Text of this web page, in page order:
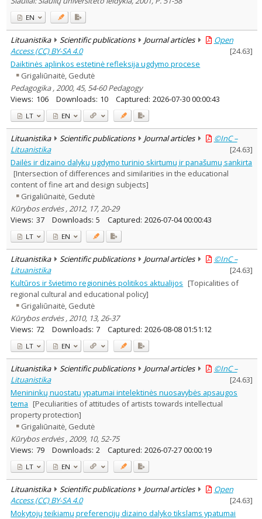
EN
Lituanistika Scientific publications Journal articles
Open
Access (CC) BY-SA 4.0
[24.63]
Daiktinės aplinkos estetinė refleksija ugdymo procese
Grigaliūnaitė, Gedutė
Pedagogika , 2000, 45, 54-60 Pedagogy
Views: 106 Downloads: 10 Captured: 2026-07-30 00:00:43
LT EN
Lituanistika Scientific publications Journal articles
©InC –
Lituanistika
[24.63]
Dailės ir dizaino dalykų ugdymo turinio skirtumų ir panašumų sankirta
[Intersection of differences and similarities in the educational
content of fine art and design subjects]
Grigaliūnaitė, Gedutė
Kūrybos erdvės , 2012, 17, 20-29
Views: 37 Downloads: 5 Captured: 2026-07-04 00:00:43
LT EN
Lituanistika Scientific publications Journal articles
©InC –
Lituanistika
[24.63]
Kultūros ir švietimo regioninės politikos aktualijos [Topicalities of
regional cultural and educational policy]
Grigaliūnaitė, Gedutė
Kūrybos erdvės , 2010, 13, 26-37
Views: 72 Downloads: 7 Captured: 2026-08-08 01:51:12
LT EN
Lituanistika Scientific publications Journal articles
©InC –
Lituanistika
[24.63]
Menininkų nuostatų ypatumai intelektinės nuosavybės apsaugos
tema [Peculiarities of attitudes of artists towards intellectual
property protection]
Grigaliūnaitė, Gedutė
Kūrybos erdvės , 2009, 10, 52-75
Views: 79 Downloads: 2 Captured: 2026-07-27 00:00:19
LT EN
Lituanistika Scientific publications Journal articles
Open
Access (CC) BY-SA 4.0
[24.63]
Mokytojų teikiamų preferencijų dizaino dalyko tikslams ypatumai